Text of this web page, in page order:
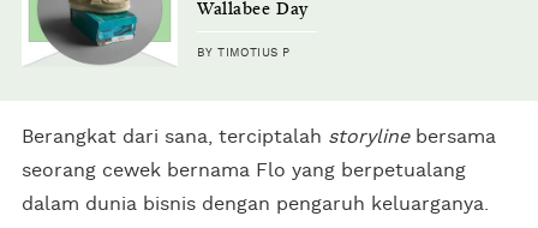
Wallabee Day
BY TIMOTIUS P
Berangkat dari sana, terciptalah storylinebersama
seorang cewek bernama Flo yang berpetualang
dalam dunia bisnis dengan pengaruh keluarganya.